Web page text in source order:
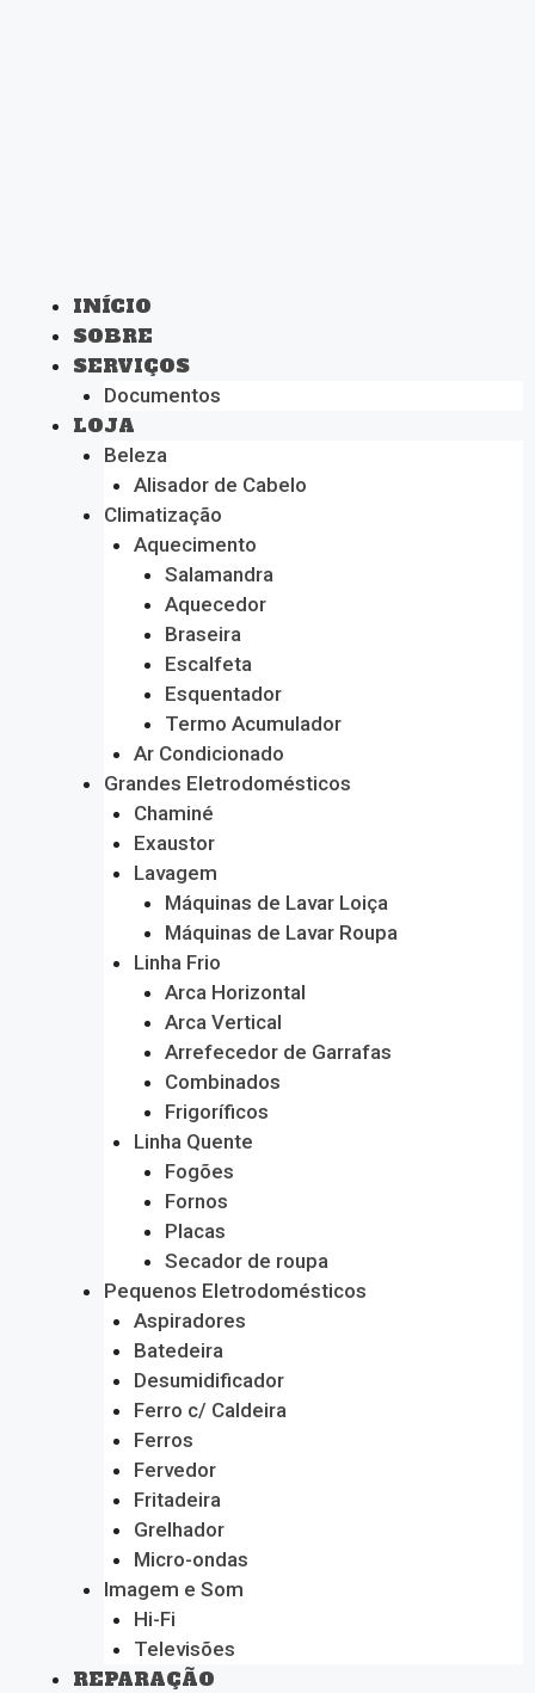
INÍCIO
SOBRE
SERVIÇOS
Documentos
LOJA
Beleza
Alisador de Cabelo
Climatização
Aquecimento
Salamandra
Aquecedor
Braseira
Escalfeta
Esquentador
Termo Acumulador
Ar Condicionado
Grandes Eletrodomésticos
Chaminé
Exaustor
Lavagem
Máquinas de Lavar Loiça
Máquinas de Lavar Roupa
Linha Frio
Arca Horizontal
Arca Vertical
Arrefecedor de Garrafas
Combinados
Frigoríficos
Linha Quente
Fogões
Fornos
Placas
Secador de roupa
Pequenos Eletrodomésticos
Aspiradores
Batedeira
Desumidificador
Ferro c/ Caldeira
Ferros
Fervedor
Fritadeira
Grelhador
Micro-ondas
Imagem e Som
Hi-Fi
Televisões
REPARAÇÃO